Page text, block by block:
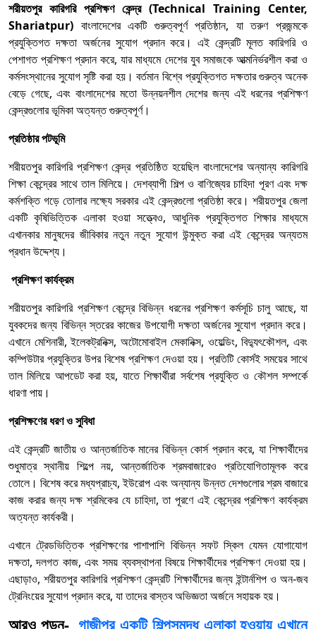
শরীয়তপুর কারিগরি প্রশিক্ষণ কেন্দ্র (Technical Training Center,
Shariatpur) বাংলাদেশের একটি গুরুত্বপূর্ণ প্রতিষ্ঠান, যা তরুণ প্রজন্মকে
প্রযুক্তিগত দক্ষতা অর্জনের সুযোগ প্রদান করে। এই কেন্দ্রটি মূলত কারিগরি ও
পেশাগত প্রশিক্ষণ প্রদান করে, যার মাধ্যমে দেশের যুব সমাজকে আত্মনির্ভরশীল করা ও
কর্মসংস্থানের সুযোগ সৃষ্টি করা হয়। বর্তমান বিশ্বে প্রযুক্তিগত দক্ষতার গুরুত্ব অনেক
বেড়ে গেছে, এবং বাংলাদেশের মতো উন্নয়নশীল দেশের জন্য এই ধরনের প্রশিক্ষণ
কেন্দ্রগুলোর ভূমিকা অত্যন্ত গুরুত্বপূর্ণ।
প্রতিষ্ঠার পটভূমি
শরীয়তপুর কারিগরি প্রশিক্ষণ কেন্দ্র প্রতিষ্ঠিত হয়েছিল বাংলাদেশের অন্যান্য কারিগরি
শিক্ষা কেন্দ্রের সাথে তাল মিলিয়ে। দেশব্যাপী শিল্প ও বাণিজ্যের চাহিদা পূরণ এবং দক্ষ
কর্মশক্তি গড়ে তোলার লক্ষ্যে সরকার এই কেন্দ্রগুলো প্রতিষ্ঠা করে। শরীয়তপুর জেলা
একটি কৃষিভিত্তিক এলাকা হওয়া সত্ত্বেও, আধুনিক প্রযুক্তিগত শিক্ষার মাধ্যমে
এখানকার মানুষদের জীবিকার নতুন নতুন সুযোগ উন্মুক্ত করা এই কেন্দ্রের অন্যতম
প্রধান উদ্দেশ্য।
প্রশিক্ষণ কার্যক্রম
শরীয়তপুর কারিগরি প্রশিক্ষণ কেন্দ্রে বিভিন্ন ধরনের প্রশিক্ষণ কর্মসূচি চালু আছে, যা
যুবকদের জন্য বিভিন্ন স্তরের কাজের উপযোগী দক্ষতা অর্জনের সুযোগ প্রদান করে।
এখানে মেশিনারী, ইলেকট্রনিক্স, অটোমোবাইল মেকানিক্স, ওয়েল্ডিং, বিদ্যুৎকৌশল, এবং
কম্পিউটার প্রযুক্তির উপর বিশেষ প্রশিক্ষণ দেওয়া হয়। প্রতিটি কোর্সই সময়ের সাথে
তাল মিলিয়ে আপডেট করা হয়, যাতে শিক্ষার্থীরা সর্বশেষ প্রযুক্তি ও কৌশল সম্পর্কে
ধারণা পায়।
প্রশিক্ষণের ধরণ ও সুবিধা
এই কেন্দ্রটি জাতীয় ও আন্তর্জাতিক মানের বিভিন্ন কোর্স প্রদান করে, যা শিক্ষার্থীদের
শুধুমাত্র স্থানীয় শিল্পে নয়, আন্তর্জাতিক শ্রমবাজারেও প্রতিযোগিতামূলক করে
তোলে। বিশেষ করে মধ্যপ্রাচ্য, ইউরোপ এবং অন্যান্য উন্নত দেশগুলোর শ্রম বাজারে
কাজ করার জন্য দক্ষ শ্রমিকের যে চাহিদা, তা পূরণে এই কেন্দ্রের প্রশিক্ষণ কার্যক্রম
অত্যন্ত কার্যকরী।
এখানে ট্রেডভিত্তিক প্রশিক্ষণের পাশাপাশি বিভিন্ন সফট স্কিল যেমন যোগাযোগ
দক্ষতা, দলগত কাজ, এবং সময় ব্যবস্থাপনা বিষয়ে শিক্ষার্থীদের প্রশিক্ষণ দেওয়া হয়।
এছাড়াও, শরীয়তপুর কারিগরি প্রশিক্ষণ কেন্দ্রটি শিক্ষার্থীদের জন্য ইন্টার্নশিপ ও অন-জব
ট্রেনিংয়ের সুযোগ প্রদান করে, যা তাদের বাস্তব অভিজ্ঞতা অর্জনে সহায়ক হয়।
আরও পড়ুন- গাজীপুর একটি শিল্পসমৃদ্ধ এলাকা হওয়ায় এখানে